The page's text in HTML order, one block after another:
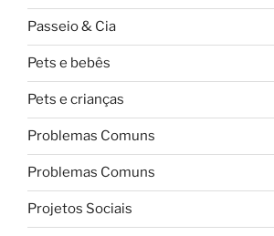
Passeio & Cia
Pets e bebês
Pets e crianças
Problemas Comuns
Problemas Comuns
Projetos Sociais